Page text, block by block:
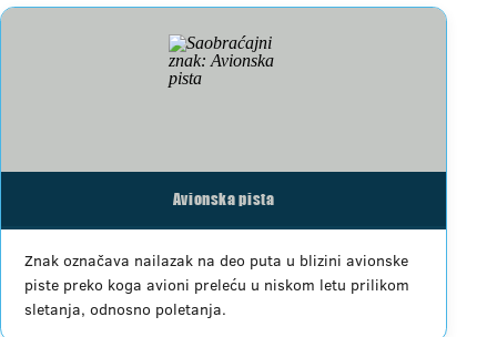
Avionska pista
Znak označava nailazak na deo puta u blizini avionske
piste preko koga avioni preleću u niskom letu prilikom
sletanja, odnosno poletanja.